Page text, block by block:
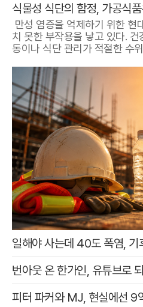
식물성 식단의 함정, 가공식
만성 염증을 억제하기 위한 현
치 못한 부작용을 낳고 있다.
동이나 식단 관리가 적절한 수
일해야 사는데 40도 폭염, 기
번아웃 온 한가인, 유튜브로
피터 파커와 MJ, 현실에선 9